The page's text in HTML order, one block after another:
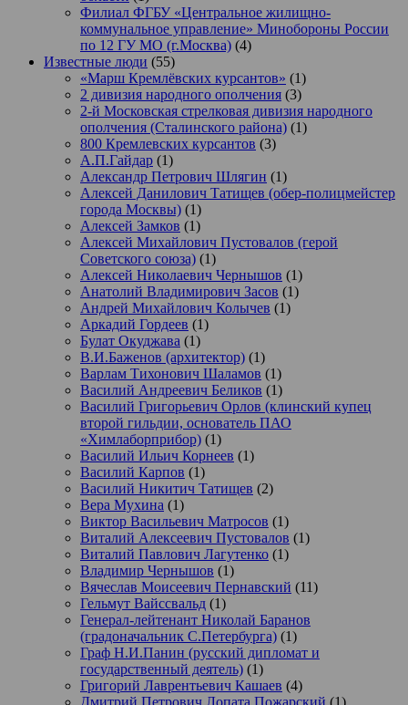
Филиал ФГБУ «Центральное жилищно-
коммунальное управление» Минобороны России
по 12 ГУ МО (г.Москва) (4)
Известные люди (55)
«Марш Кремлёвских курсантов» (1)
2 дивизия народного ополчения (3)
2-й Московская стрелковая дивизия народного
ополчения (Сталинского района) (1)
800 Кремлевских курсантов (3)
А.П.Гайдар (1)
Александр Петрович Шлягин (1)
Алексей Данилович Татищев (обер-полицмейстер
города Москвы) (1)
Алексей Замков (1)
Алексей Михайлович Пустовалов (герой
Советского союза) (1)
Алексей Николаевич Чернышов (1)
Анатолий Владимирович Засов (1)
Андрей Михайлович Колычев (1)
Аркадий Гордеев (1)
Булат Окуджава (1)
В.И.Баженов (архитектор) (1)
Варлам Тихонович Шаламов (1)
Василий Андреевич Беликов (1)
Василий Григорьевич Орлов (клинский купец
второй гильдии, основатель ПАО
«Химлаборприбор) (1)
Василий Ильич Корнеев (1)
Василий Карпов (1)
Василий Никитич Татищев (2)
Вера Мухина (1)
Виктор Васильевич Матросов (1)
Виталий Алексеевич Пустовалов (1)
Виталий Павлович Лагутенко (1)
Владимир Чернышов (1)
Вячеслав Моисеевич Пернавский (11)
Гельмут Вайссвальд (1)
Генерал-лейтенант Николай Баранов
(градоначальник С.Петербурга) (1)
Граф Н.И.Панин (русский дипломат и
государственный деятель) (1)
Григорий Лаврентьевич Кашаев (4)